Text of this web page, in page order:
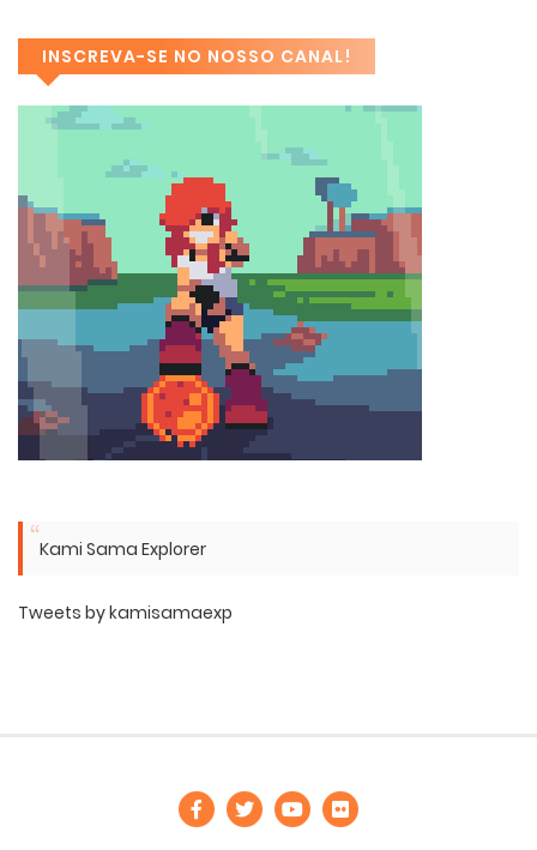
INSCREVA-SE NO NOSSO CANAL!
Kami Sama Explorer
Tweets by kamisamaexp